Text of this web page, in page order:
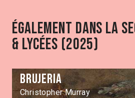
Également dans la
& Lycées (2025)
Brujeria
Christopher Murray